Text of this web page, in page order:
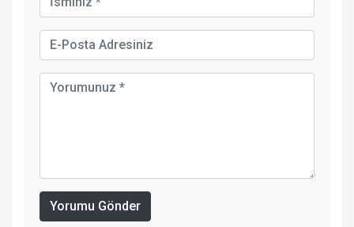
Yorumu Gönder